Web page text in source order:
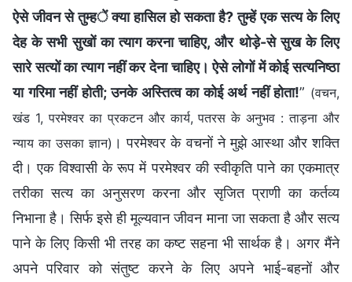
ऐसे जीवन से तुम्हें क्या हासिल हो सकता है? तुम्हें एक सत्य के लिए
देह के सभी सुखों का त्याग करना चाहिए, और थोड़े-से सुख के लिए
सारे सत्यों का त्याग नहीं कर देना चाहिए। ऐसे लोगों में कोई सत्यनिष्ठा
या गरिमा नहीं होती; उनके अस्तित्व का कोई अर्थ नहीं होता!” (वचन,
खंड 1, परमेश्वर का प्रकटन और कार्य, पतरस के अनुभव : ताड़ना और
न्याय का उसका ज्ञान) । परमेश्वर के वचनों ने मुझे आस्था और शक्ति
दी। एक विश्वासी के रूप में परमेश्वर की स्वीकृति पाने का एकमात्र
तरीका सत्य का अनुसरण करना और सृजित प्राणी का कर्तव्य
निभाना है। सिर्फ इसे ही मूल्यवान जीवन माना जा सकता है और सत्य
पाने के लिए किसी भी तरह का कष्ट सहना भी सार्थक है। अगर मैंने
अपने परिवार को संतुष्ट करने के लिए अपने भाई-बहनों और